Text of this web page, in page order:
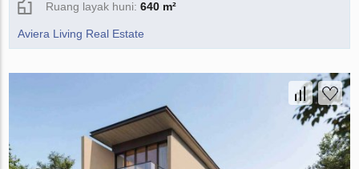
Ruang layak huni:640 m²
Aviera Living Real Estate